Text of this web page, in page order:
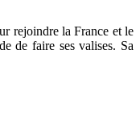
rejoindre la France et le
de faire ses valises. Sa